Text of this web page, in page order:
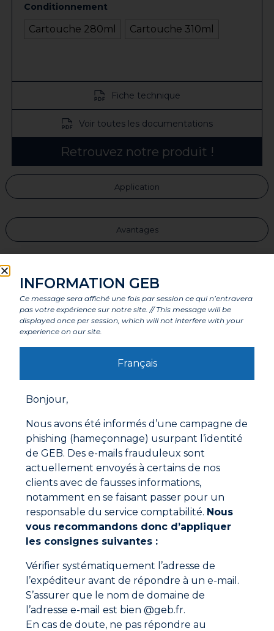
Conditionnement
Cartouche 280ml Cartouche 310ml
Fiche technique
Voir toutes les documentations
Retrouvez notre produit !
Application
Avantages
Composants
Labels et agréments
Mode d'emploi
Les supports doivent être secs, non poussiéreux et
dégraissés.
Ne pas appliquer le mastic si la température est
inférieure à +5°C ou supérieure à +40°C.
Pour les joints trop profonds, limiter la profondeur
par une mousse cellulaire. En général, la profondeur
du joint doit être inférieure à la moitié de sa largeur
(en non débouchant).
légèrement inférieur à celui du joint, puis appliquer
le produit.
Lisser à l’aide du lisse-joint GEB.
Documentations à télécharger
Fiche technique
DOP déclaration des performances
INFORMATION GEB
Ce message sera affiché une fois par session ce qui n’entravera
pas votre expérience sur notre site. // This message will be
displayed once per session, which will not interfere with your
experience on our site.
Français
Bonjour,
Nous avons été informés d’une campagne de
phishing (hameçonnage) usurpant l’identité
de GEB. Des e-mails frauduleux sont
actuellement envoyés à certains de nos
clients avec de fausses informations,
notamment en se faisant passer pour un
responsable du service comptabilité. Nous
vous recommandons donc d’appliquer
les consignes suivantes :
Vérifier systématiquement l’adresse de
l’expéditeur avant de répondre à un e-mail.
S’assurer que le nom de domaine de
l’adresse e-mail est bien @geb.fr.
En cas de doute, ne pas répondre au